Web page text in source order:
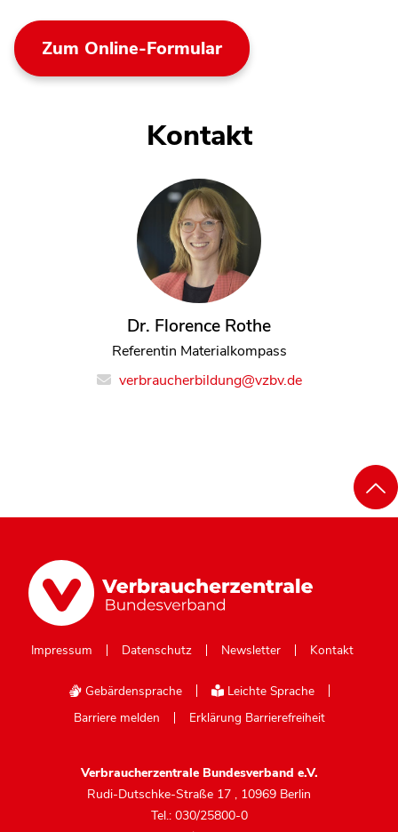
Zum Online-Formular
Kontakt
Dr. Florence Rothe
Referentin Materialkompass
verbraucherbildung@vzbv.de
Impressum Datenschutz Newsletter Kontakt
Gebärdensprache
Leichte Sprache
Barriere melden
Erklärung Barrierefreiheit
Verbraucherzentrale Bundesverband e.V.
Rudi-Dutschke-Straße 17 , 10969 Berlin
Tel.: 030/25800-0